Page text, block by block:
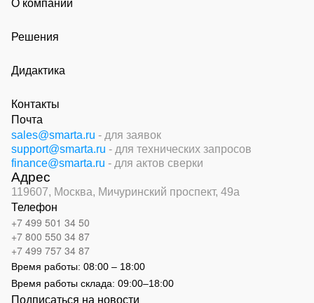
О компании
Решения
Дидактика
Контакты
Почта
sales@smarta.ru - для заявок
support@smarta.ru - для технических запросов
finance@smarta.ru - для актов сверки
Адрес
119607, Москва, Мичуринский проспект, 49а
Телефон
+7 499 501 34 50
+7 800 550 34 87
+7 499 757 34 87
Время работы: 08:00 – 18:00
Время работы склада: 09:00–18:00
Подписаться на новости